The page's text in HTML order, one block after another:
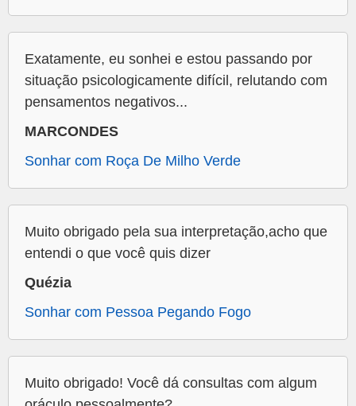
Exatamente, eu sonhei e estou passando por
situação psicologicamente difícil, relutando com
pensamentos negativos...
MARCONDES
Sonhar com Roça De Milho Verde
Muito obrigado pela sua interpretação,acho que
entendi o que você quis dizer
Quézia
Sonhar com Pessoa Pegando Fogo
Muito obrigado! Você dá consultas com algum